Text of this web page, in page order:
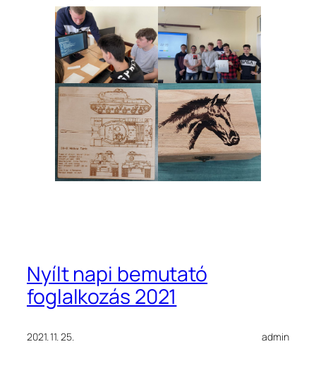
Nyílt napi bemutató
foglalkozás 2021
2021. 11. 25. admin